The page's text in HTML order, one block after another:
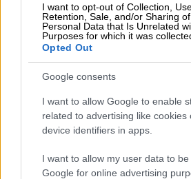
I want to opt-out of Collection,
Retention, Sale, and/or Sharing
Personal Data that Is Unrelated
Purposes for which it was
Opted Out
Google consents
I want to allow Google to enable
related to advertising like cookies
device identifiers in apps.
I want to allow my user data to
Google for online advertising
μαθητής, για να πάρει τα
κ.Καμπανό, που πρόσθεσε:
σου το λάβει ο κόσμος, η
γίνει καλύτερη. Εσένα θα
έχεις μεγάλη καρδιά».
«Ο Άλκης είναιψηλά στον
βλέπει και έχει ένα
συνέχισε ο μικρός
κ.Καμπανό. «Είναι στην